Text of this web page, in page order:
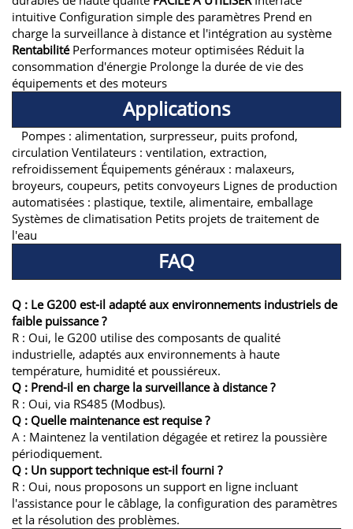
intuitive Configuration simple des paramètres Prend en
charge la surveillance à distance et l'intégration au système
Rentabilité Performances moteur optimisées Réduit la
consommation d'énergie Prolonge la durée de vie des
équipements et des moteurs
Applications
Pompes : alimentation, surpresseur, puits profond,
circulation Ventilateurs : ventilation, extraction,
refroidissement Équipements généraux : malaxeurs,
broyeurs, coupeurs, petits convoyeurs Lignes de production
automatisées : plastique, textile, alimentaire, emballage
Systèmes de climatisation Petits projets de traitement de
l'eau
FAQ
Q : Le G200 est-il adapté aux environnements industriels de
faible puissance ?
R : Oui, le G200 utilise des composants de qualité
industrielle, adaptés aux environnements à haute
température, humidité et poussiéreux.
Q : Prend-il en charge la surveillance à distance ?
R : Oui, via RS485 (Modbus).
Q : Quelle maintenance est requise ?
A : Maintenez la ventilation dégagée et retirez la poussière
périodiquement.
Q : Un support technique est-il fourni ?
R : Oui, nous proposons un support en ligne incluant
l'assistance pour le câblage, la configuration des paramètres
et la résolution des problèmes.